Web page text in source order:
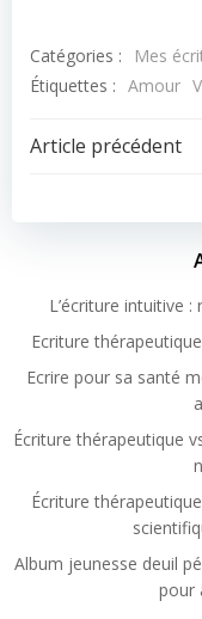
Catégories :
Mes
Étiquettes : Amour
Article précédent
L’écriture intuitive
Ecriture
Ecrire pour sa santé
Écriture thérapeutique
Écriture
Album jeunesse deuil
pour